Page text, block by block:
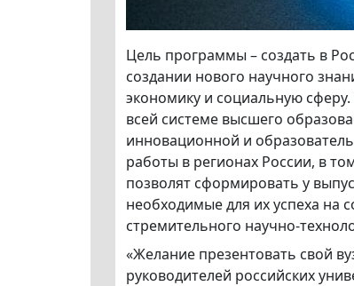
Цель программы – создать в
создании нового научного
экономику и социальную
всей системе высшего
инновационной и
работы в регионах России, в
позволят сформировать у
необходимые для их успеха на
стремительного научно-
«Желание презентовать свой
руководителей российских